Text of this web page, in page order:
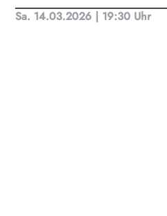
Sa. 14.03.2026 | 19:30 Uhr